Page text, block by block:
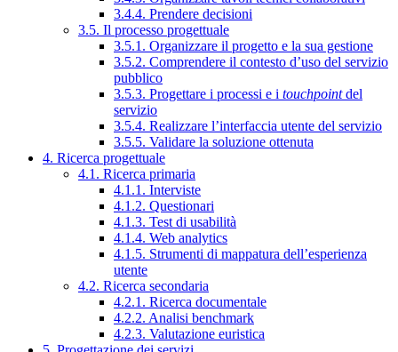
3.4.4. Prendere decisioni
3.5. Il processo progettuale
3.5.1. Organizzare il progetto e la sua gestione
3.5.2. Comprendere il contesto d’uso del servizio
pubblico
3.5.3. Progettare i processi e i touchpointdel
servizio
3.5.4. Realizzare l’interfaccia utente del servizio
3.5.5. Validare la soluzione ottenuta
4. Ricerca progettuale
4.1. Ricerca primaria
4.1.1. Interviste
4.1.2. Questionari
4.1.3. Test di usabilità
4.1.4. Web analytics
4.1.5. Strumenti di mappatura dell’esperienza
utente
4.2. Ricerca secondaria
4.2.1. Ricerca documentale
4.2.2. Analisi benchmark
4.2.3. Valutazione euristica